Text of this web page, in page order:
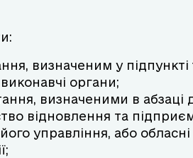
визначеним у підпункті
органи;
визначеними в абзаці
відновлення та
управління, або обласні